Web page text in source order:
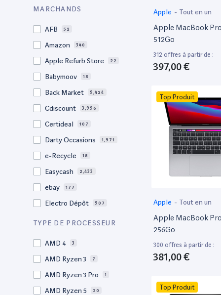
21,5"
15,4" 2
15.4" 73
15.3" 2
15" 205
14.6" 3
MARCHANDS
AFB 52
Amazon 340
Apple Refurb Store 22
Babymoov 18
Back Market 9,424
Cdiscount 3,996
Certideal 107
Darty Occasions 1,971
e-Recycle 18
Easycash 2,433
ebay 177
Electro Dépôt 907
Factorefurb
TYPE DE PROCESSEUR
AMD 4 3
AMD Ryzen 3 7
AMD Ryzen 3 Pro 1
AMD Ryzen 5 20
Apple - Tout en un
Apple MacBook Pro
512Go
312 offres à partir de :
397,00 €
Top Produit
Apple - Tout en un
Apple MacBook Pro
256Go
300 offres à partir de :
381,00 €
Top Produit